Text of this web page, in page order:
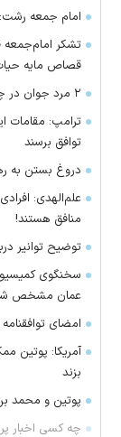
امام جمعه رشت:
تشکر امام‌جمعه
قصاص مایه
۲ مرد جوان در چهارمحال و بختیاری غرق شدند
ترامپ: مقامات
توافق برسند
دروغ بستن به
علم‌الهدی:
منافق هستند!
توضیح توانیر
سخنگوی
عمان مشخص
امضای
آمریکا: پوتین
بزند
پوتین و محمد
چه کسی اخبار